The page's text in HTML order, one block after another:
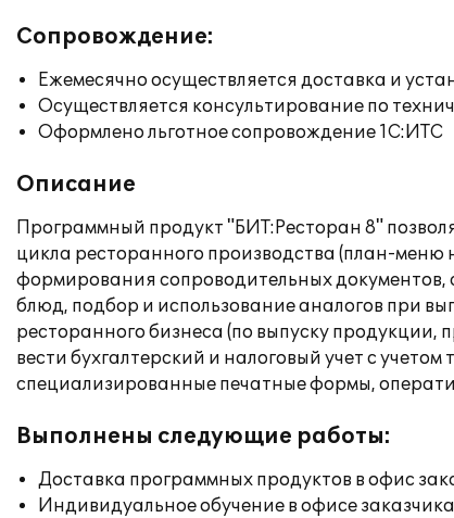
Сопровождение:
Ежемесячно осуществляется доставка и
Осуществляется консультирование по
Оформлено льготное сопровождение 1С:ИТС
Описание
Программный продукт "БИТ:Ресторан 8"
цикла ресторанного производства (план-
формирования сопроводительных документов,
блюд, подбор и использование аналогов при
ресторанного бизнеса (по выпуску
вести бухгалтерский и налоговый учет с
специализированные печатные формы,
Выполнены следующие работы:
Доставка программных продуктов в офис
Индивидуальное обучение в офисе заказчика